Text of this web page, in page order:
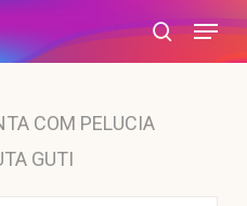
search
Menu
COM PELUCIA
GUTI